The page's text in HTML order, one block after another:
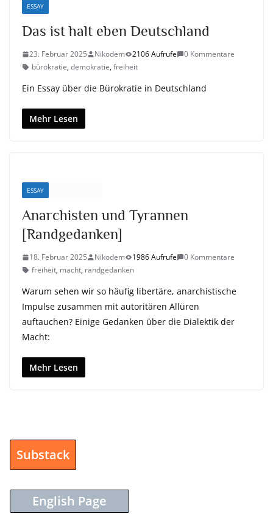
ESSAY
Das ist halt eben Deutschland
23. Februar 2025 Nikodem 2106 Aufrufe
0 Kommentare
bürokratie,demokratie,freiheit
Ein Essay über die Bürokratie in Deutschland
Mehr Lesen
ESSAY
Anarchisten und Tyrannen
[Randgedanken]
18. Februar 2025 Nikodem 1986 Aufrufe
0 Kommentare
freiheit, macht, randgedanken
Warum sehen wir so häufig libertäre, anarchistische
Impulse zusammen mit autoritären Allüren
auftauchen? Einige Gedanken über die Dialektik der
Macht:
Mehr Lesen
Substack
English Page